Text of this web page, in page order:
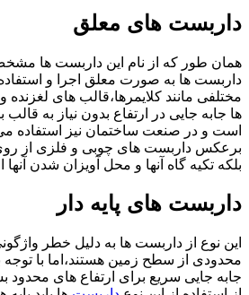
داربست های معلق
همان طور که از نام این داربست ها
داربست ها به صورت معلق اجرا و
مختلفی مانند کلایمرها،قالب های
ها جابه جایی در ارتفاع بدون نیاز به
است و در صنعت ساختمان نیز استفاده
برعکس داربست های چوبی و فلزی از
بلکه تکیه گاه آنها و محل آویزان شدن
داربست های پایه دار
این نوع از داربست ها به دلیل خطر
محدودی از سطح زمین هستند،اما با
جابه جایی سریع برای ارتفاع های محدود